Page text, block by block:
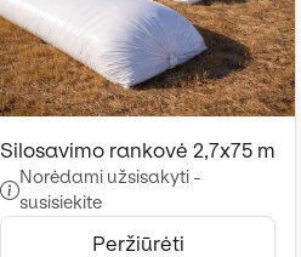
Silosavimo rankovė 2,7x75 m
Norėdami užsisakyti -
susisiekite
Peržiūrėti